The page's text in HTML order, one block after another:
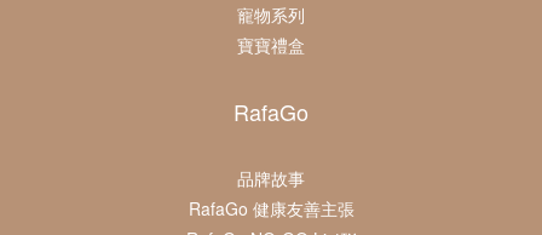
寵物系列
寶寶禮盒
RafaGo
品牌故事
RafaGo 健康友善主張